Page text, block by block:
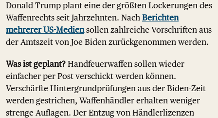
Donald Trump plant eine der größten Lockerungen des
Waffenrechts seit Jahrzehnten. Nach Berichten
mehrerer US-Mediensollen zahlreiche Vorschriften aus
der Amtszeit von Joe Biden zurückgenommen werden.
Was ist geplant? Handfeuerwaffen sollen wieder
einfacher per Post verschickt werden können.
Verschärfte Hintergrundprüfungen aus der Biden-Zeit
werden gestrichen, Waffenhändler erhalten weniger
strenge Auflagen. Der Entzug von Händlerlizenzen